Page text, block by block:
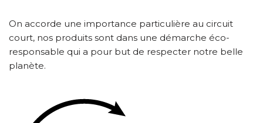
On accorde une importance particulière au circuit
court, nos produits sont dans une démarche éco-
responsable qui a pour but de respecter notre belle
planète.